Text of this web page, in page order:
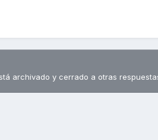
archivado y cerrado a otras